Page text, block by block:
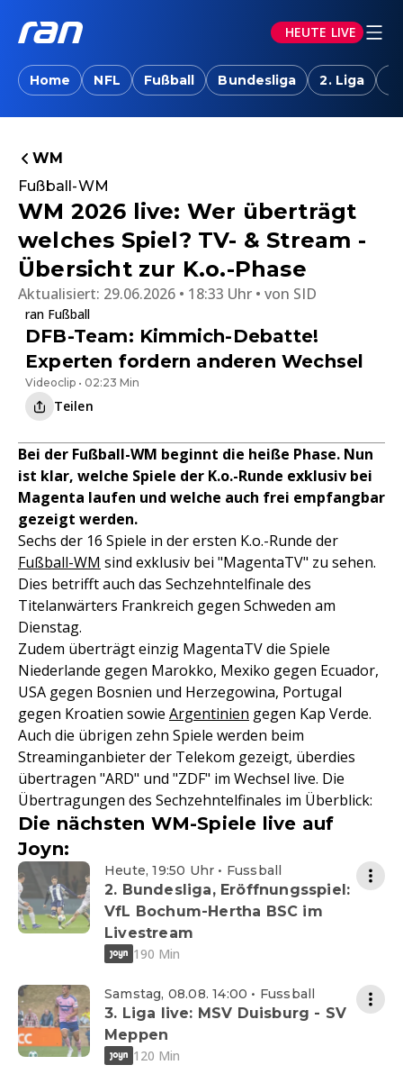
HEUTE LIVE
Home NFL Fußball Bundesliga 2. Liga
WM
Fußball-WM
WM 2026 live: Wer überträgt
welches Spiel? TV- & Stream -
Übersicht zur K.o.-Phase
Aktualisiert: 29.06.2026 • 18:33 Uhr von SID
ran Fußball
DFB-Team: Kimmich-Debatte!
Experten fordern anderen Wechsel
Videoclip • 02:23 Min
Teilen
Bei der Fußball-WM beginnt die heiße Phase. Nun
ist klar, welche Spiele der K.o.-Runde exklusiv bei
Magenta laufen und welche auch frei empfangbar
gezeigt werden.
Sechs der 16 Spiele in der ersten K.o.-Runde der
Fußball-WM sind exklusiv bei "MagentaTV" zu sehen.
Dies betrifft auch das Sechzehntelfinale des
Titelanwärters Frankreich gegen Schweden am
Dienstag.
Zudem überträgt einzig MagentaTV die Spiele
Niederlande gegen Marokko, Mexiko gegen Ecuador,
USA gegen Bosnien und Herzegowina, Portugal
gegen Kroatien sowie Argentinien gegen Kap Verde.
Auch die übrigen zehn Spiele werden beim
Streaminganbieter der Telekom gezeigt, überdies
übertragen "ARD" und "ZDF" im Wechsel live. Die
Übertragungen des Sechzehntelfinales im Überblick:
Die nächsten WM-Spiele live auf
Joyn:
Heute, 19:50 Uhr • Fussball
2. Bundesliga, Eröffnungsspiel:
VfL Bochum-Hertha BSC im
Livestream
190 Min
Samstag, 08.08. 14:00 • Fussball
3. Liga live: MSV Duisburg - SV
Meppen
120 Min